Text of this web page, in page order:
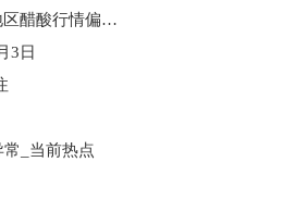
每日看点!生意社：5月27日华北地区醋酸行情偏弱运行
3日
_当前热点